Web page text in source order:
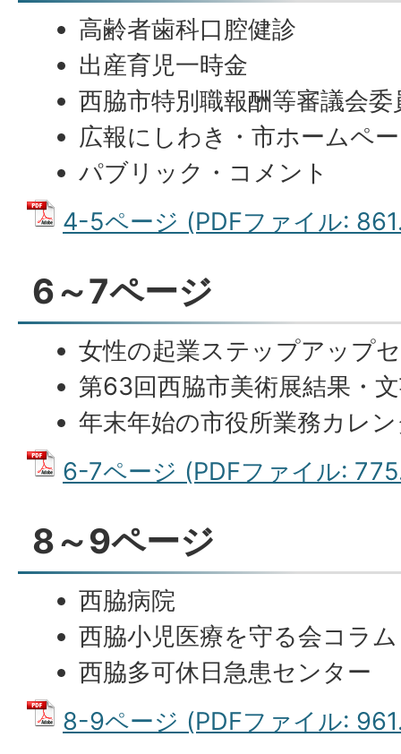
高齢者歯科口腔健診
出産育児一時金
西脇市特別職報酬等審議会委
広報にしわき・市ホームペ
パブリック・コメント
4-5ページ (PDFファイル:
6～7ページ
女性の起業ステップアップ
第63回西脇市美術展結果・
年末年始の市役所業務カレ
6-7ページ (PDFファイル:
8～9ページ
西脇病院
西脇小児医療を守る会コラム
西脇多可休日急患センター
8-9ページ (PDFファイル: